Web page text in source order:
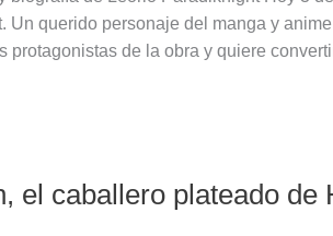
Un querido personaje del manga y
protagonistas de la obra y quiere
el caballero plateado de